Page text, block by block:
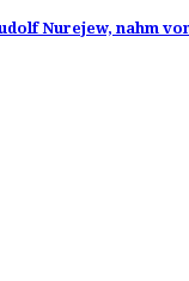
Nurejew, nahm